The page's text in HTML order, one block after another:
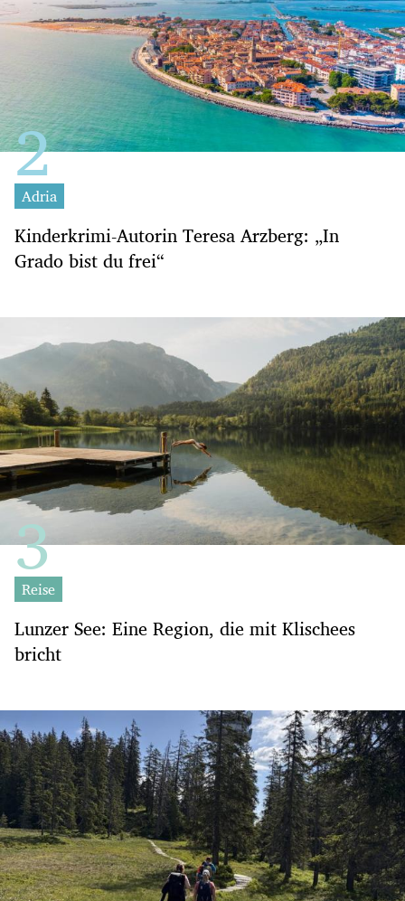
Adria
Kinderkrimi-Autorin Teresa Arzberg: „In
Grado bist du frei“
Reise
Lunzer See: Eine Region, die mit Klischees
bricht